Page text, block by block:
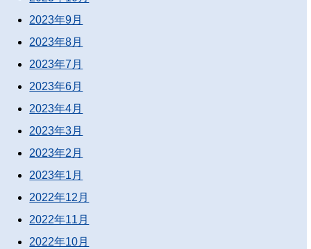
2023年9月
2023年8月
2023年7月
2023年6月
2023年4月
2023年3月
2023年2月
2023年1月
2022年12月
2022年11月
2022年10月